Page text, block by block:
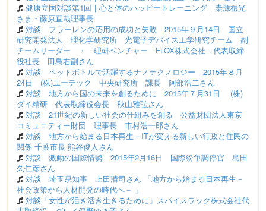
健康立国対談第1回｜心と体のハッピートレーニング｜桒源禮光
さま・藤原直哉理事長
対談 フラーレンの応用の成功と失敗 2015年９月14日 国立
研究開発法人 理化学研究所 光電子デバイス工学研究チーム 副
チームリーダー ・ 理研ベンチャー FLOX株式会社 代表取締
役社長 田島右副さん
対談 ペットボトルで活躍するナノテクノロジー 2015年８月
24日 (株)ユーテック 中央研究所 課長 阿部浩二さん
対談 地方から国の未来を創るために 2015年７月31日 (株)
ダイ精研 代表取締役会長 秋山雅弘さん
対談 21世紀の新しい社会の仕組みを創る 公益財団法人東京
コミュニティー財団 理事長 市村浩一郎さん
対談 地方から始まる日本再生－ITが変える新しい行政と住民の
関係 千葉市長 熊谷俊人さん
対談 激動の国際情勢 2015年2月16日 国際紛争調停官 島田
久仁彦さん
対談 埼玉県知事 上田清司さん 「地方から始まる日本再生－
社会政策から人材開発の時代へ－ 」
対談「女性が活き活き生きるために」スパイスラック株式会社代